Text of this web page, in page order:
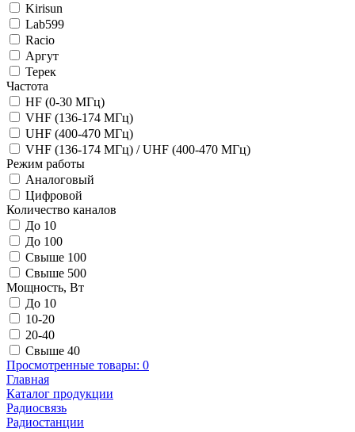
Kirisun
Lab599
Racio
Аргут
Терек
Частота
HF (0-30 МГц)
VHF (136-174 МГц)
UHF (400-470 МГц)
VHF (136-174 МГц) / UHF (400-470 МГц)
Режим работы
Аналоговый
Цифровой
Количество каналов
До 10
До 100
Свыше 100
Свыше 500
Мощность, Вт
До 10
10-20
20-40
Свыше 40
Просмотренные товары: 0
Главная
Каталог продукции
Радиосвязь
Радиостанции